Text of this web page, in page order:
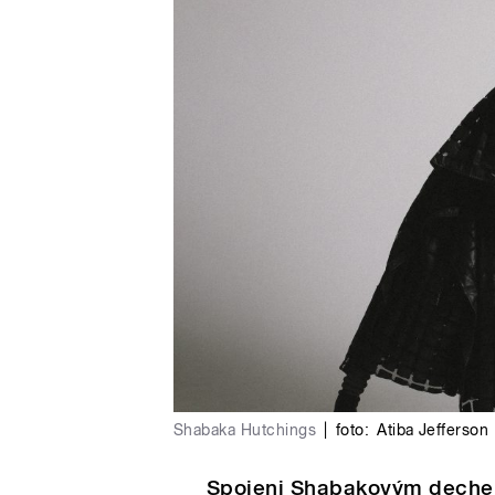
Shabaka Hutchings foto: Atiba Jefferson
Spojeni Shabakovým